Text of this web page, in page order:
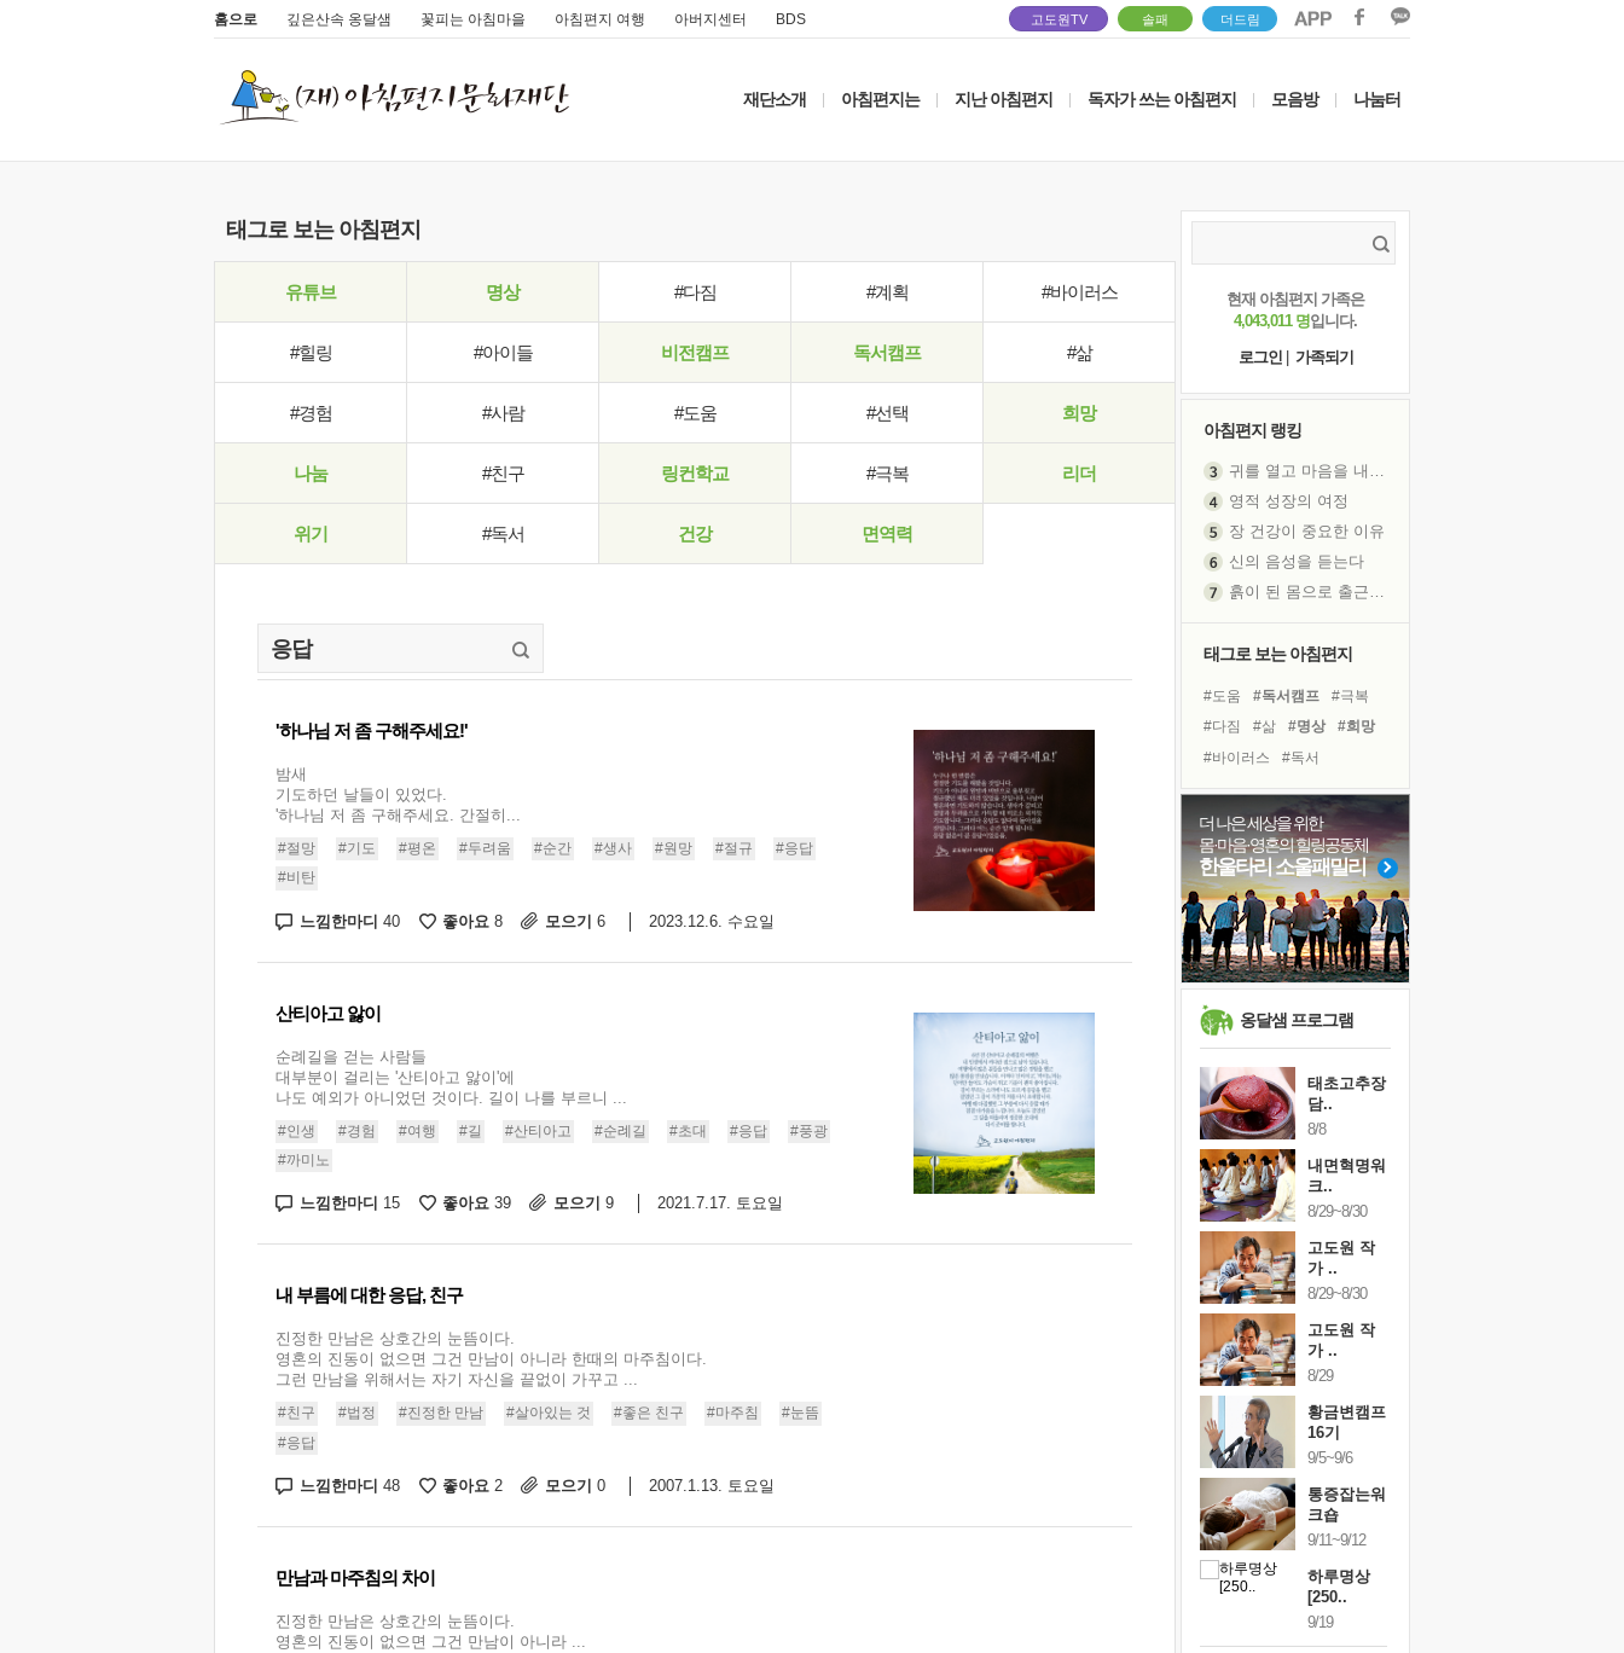
홈으로 깊은산속 옹달샘 꽃피는 아침마을 아침편지 여행 아버지센터 BDS 고도원TV 솔패 더드림
재단소개 아침편지는 지난 아침편지 독자가 쓰는 아침편지 모음방 나눔터
태그로 보는 아침편지
유튜브 명상 #다짐 #계획 #바이러스
#힐링 #아이들 비전캠프 독서캠프 #삶
#경험 #사람 #도움 #선택 희망
나눔 #친구 링컨학교 #극복 리더
위기 #독서 건강 면역력
'하나님 저 좀 구해주세요!'
밤새
기도하던 날들이 있었다.
'하나님 저 좀 구해주세요. 간절히...
#절망 #기도 #평온 #두려움 #순간 #생사 #원망 #절규
#응답
#비탄
느낌한마디 40 좋아요 8 모으기 6 2023.12.6. 수요일
산티아고 앓이
순례길을 걷는 사람들
대부분이 걸리는 '산티아고 앓이'에
나도 예외가 아니었던 것이다. 길이 나를 부르니 ...
#인생 #경험 #여행 #길 #산티아고 #순례길 #초대 #응답
#풍광
#까미노
느낌한마디 15 좋아요 39 모으기 9 2021.7.17. 토요일
내 부름에 대한 응답, 친구
진정한 만남은 상호간의 눈뜸이다.
영혼의 진동이 없으면 그건 만남이 아니라 한때의 마주침이다.
그런 만남을 위해서는 자기 자신을 끝없이 가꾸고 ...
#친구 #법정 #진정한 만남 #살아있는 것 #좋은 친구 #마주침
#눈뜸
#응답
느낌한마디 48 좋아요 2 모으기 0 2007.1.13. 토요일
만남과 마주침의 차이
진정한 만남은 상호간의 눈뜸이다.
영혼의 진동이 없으면 그건 만남이 아니라 ...
현재 아침편지 가족은
4,043,011 명입니다.
로그인
가족되기
아침편지 랭킹
귀를 열고 마음을 내어주고
영적 성장의 여정
장 건강이 중요한 이유
신의 음성을 듣는다
흙이 된 몸으로 출근하는 여자
졸업식 사진을 보며
극심한 변비, 어깨결림, 수면 장애
아픈 아버지를 위한 공간 설계
슬럼프
보고 싶은 어머니
유년 시절의 부산 영도 바다
못된 꼰대들
희망이란
'모른다'는 것
태그로 보는 아침편지
#도움 #독서캠프
#극복
#다짐
#삶 #명상
#희망
#바이러스
#독서
#아이들
#리더
#친구
#면역력
#선택
#사람
#힐링
#계획
#나눔
#위기
#링컨학교
#건강
#경험
더 나은 세상을 위한
몸·마음·영혼의 힐링공동체
한울타리 소울패밀리
옹달샘 프로그램
건강명상법
스..
내면혁명워
태초고추장
담..
8/8
내면혁명워
크..
8/29~8/30
고도원 작
가 ..
8/29~8/30
고도원 작
가 ..
8/29
황금변캠프
16기
9/5~9/6
통증잡는워
크숍
9/11~9/12
하루명상
[250..
9/19